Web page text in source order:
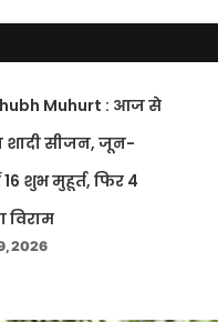
Muhurt : आज से
शादी सीजन, जून-
शुभ मुहूर्त, फिर 4
विराम
2026